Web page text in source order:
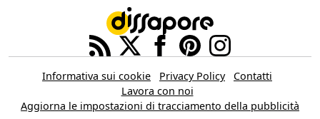
Informativa sui cookie Privacy Policy
Contatti
Lavora con noi
Aggiorna le impostazioni di tracciamento della pubblicità